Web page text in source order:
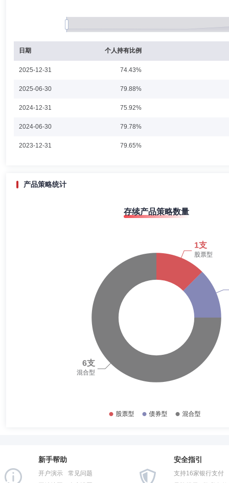
日期 个人持有比例
2025-12-31 74.43%
2025-06-30 79.88%
2024-12-31 75.92%
2024-06-30 79.78%
2023-12-31 79.65%
产品策略统计
存续产品策略数量
新手帮助
开户演示
常见问题
安全指引
支持16家银行支付